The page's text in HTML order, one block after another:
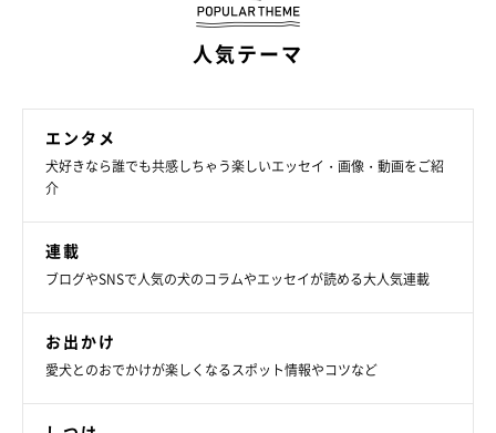
人気テーマ
エンタメ
犬好きなら誰でも共感しちゃう楽しいエッセイ・画像・動画をご紹
介
連載
ブログやSNSで人気の犬のコラムやエッセイが読める大人気連載
お出かけ
愛犬とのおでかけが楽しくなるスポット情報やコツなど